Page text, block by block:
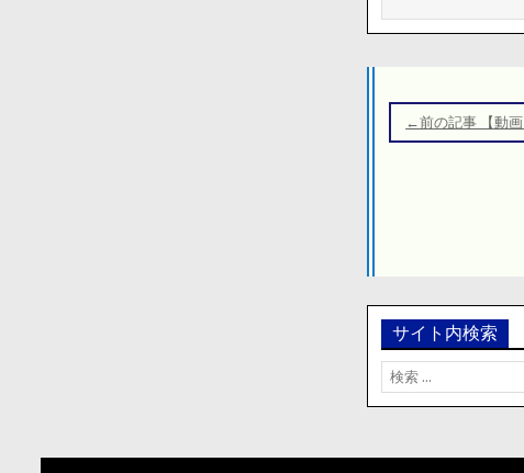
稿
ナ
ョ
ン
←前の記事 【動
サイト内検索
検
索: